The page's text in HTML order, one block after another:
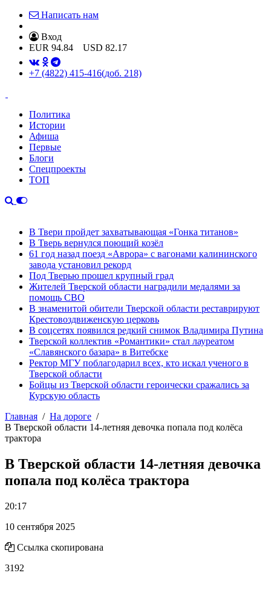
Написать нам
Вход
EUR 94.84 USD 82.17
+7 (4822) 415-416(доб. 218)
Политика
Истории
Афиша
Первые
Блоги
Спецпроекты
ТОП
В Твери пройдет захватывающая «Гонка титанов»
В Тверь вернулся поющий козёл
61 год назад поезд «Аврора» с вагонами калининского
завода установил рекорд
Под Тверью прошел крупный град
Жителей Тверской области наградили медалями за
помощь СВО
В знаменитой обители Тверской области реставрируют
Крестовоздвиженскую церковь
В соцсетях появился редкий снимок Владимира Путина
Тверской коллектив «Романтики» стал лауреатом
«Славянского базара» в Витебске
Ректор МГУ поблагодарил всех, кто искал ученого в
Тверской области
Бойцы из Тверской области героически сражались за
Курскую область
Главная
На дороге
В Тверской области 14-летняя девочка попала под колёса
трактора
В Тверской области 14-летняя девочка
попала под колёса трактора
20:17
10 сентября 2025
Ссылка скопирована
3192